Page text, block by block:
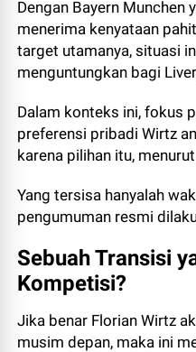
Dengan Bayern Munchen
menerima kenyataan
target utamanya, situasi
menguntungkan bagi
Dalam konteks ini, fokus
preferensi pribadi Wirtz
karena pilihan itu,
Yang tersisa hanyalah
pengumuman resmi
Sebuah Transisi
Kompetisi?
Jika benar Florian Wirtz
musim depan, maka ini